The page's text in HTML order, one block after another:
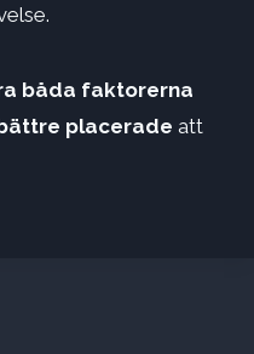
båda faktorerna
placerade att